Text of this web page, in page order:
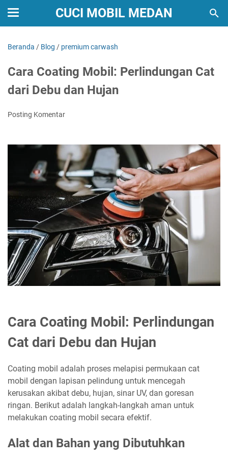
CUCI MOBIL MEDAN
Beranda / Blog / premium carwash
Cara Coating Mobil: Perlindungan Cat
dari Debu dan Hujan
Posting Komentar
Cara Coating Mobil: Perlindungan
Cat dari Debu dan Hujan
Coating mobil adalah proses melapisi permukaan cat
mobil dengan lapisan pelindung untuk mencegah
kerusakan akibat debu, hujan, sinar UV, dan goresan
ringan. Berikut adalah langkah-langkah aman untuk
melakukan coating mobil secara efektif.
Alat dan Bahan yang Dibutuhkan